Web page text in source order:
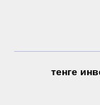
тенге